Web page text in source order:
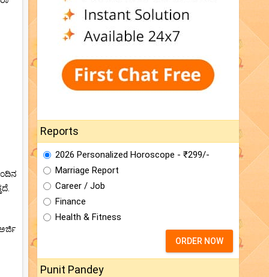
Reports
2026 Personalized Horoscope - ₹299/-
Marriage Report
Career / Job
Finance
Health & Fitness
ORDER NOW
Punit Pandey